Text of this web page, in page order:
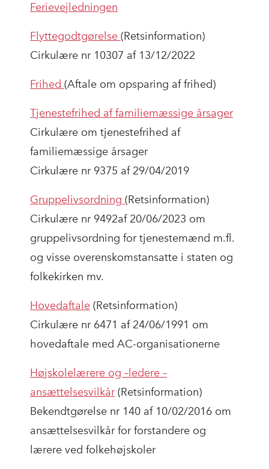
Ferievejledningen
Flyttegodtgørelse (Retsinformation)
Cirkulære nr 10307 af 13/12/2022
Frihed (Aftale om opsparing af frihed)
Tjenestefrihed af familiemæssige årsager
Cirkulære om tjenestefrihed af
familiemæssige årsager
Cirkulære nr 9375 af 29/04/2019
Gruppelivsordning (Retsinformation)
Cirkulære nr 9492af 20/06/2023 om
gruppelivsordning for tjenestemænd m.fl.
og visse overenskomstansatte i staten og
folkekirken mv.
Hovedaftale (Retsinformation)
Cirkulære nr 6471 af 24/06/1991 om
hovedaftale med AC-organisationerne
Højskolelærere og –ledere –
ansættelsesvilkår(Retsinformation)
Bekendtgørelse nr 140 af 10/02/2016 om
ansættelsesvilkår for forstandere og
lærere ved folkehøjskoler